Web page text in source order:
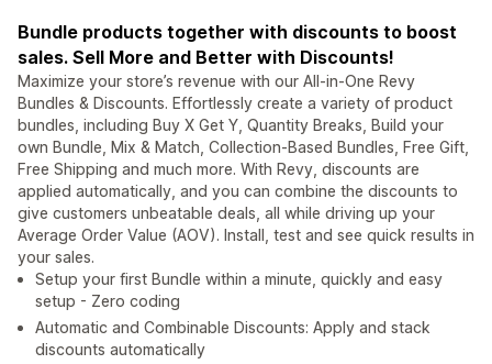
Bundle products together with discounts to boost
sales. Sell More and Better with Discounts!
Maximize your store’s revenue with our All-in-One Revy
Bundles & Discounts. Effortlessly create a variety of product
bundles, including Buy X Get Y, Quantity Breaks, Build your
own Bundle, Mix & Match, Collection-Based Bundles, Free Gift,
Free Shipping and much more. With Revy, discounts are
applied automatically, and you can combine the discounts to
give customers unbeatable deals, all while driving up your
Average Order Value (AOV). Install, test and see quick results in
your sales.
Setup your first Bundle within a minute, quickly and easy
setup - Zero coding
Automatic and Combinable Discounts: Apply and stack
discounts automatically